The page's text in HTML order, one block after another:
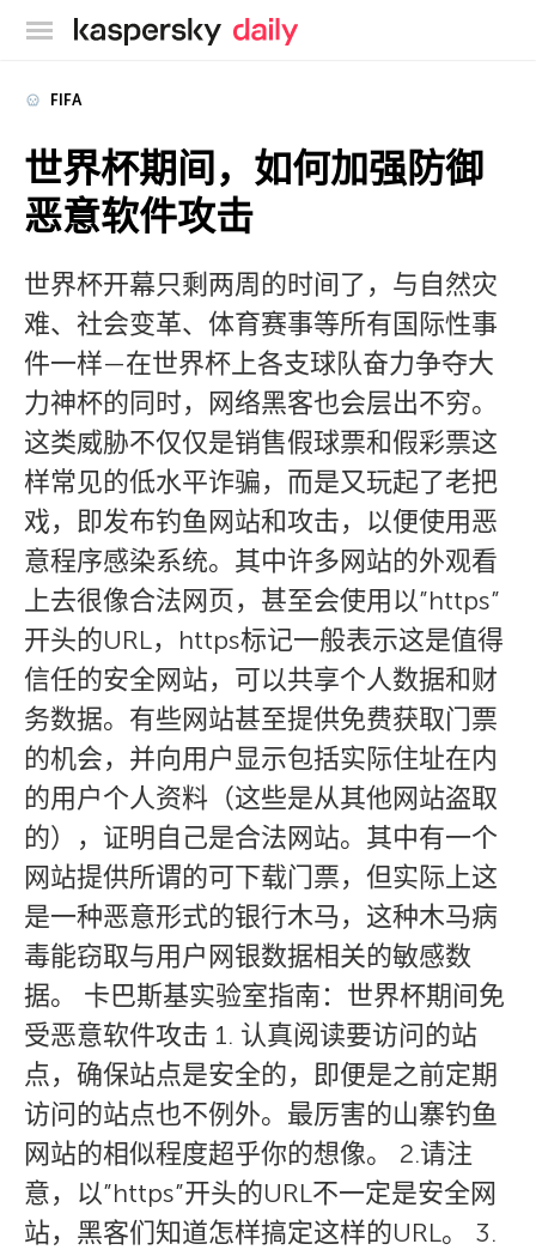
卡巴斯基官方博客
FIFA
世界杯期间，如何加强防御
恶意软件攻击
世界杯开幕只剩两周的时间了，与自然灾
难、社会变革、体育赛事等所有国际性事
件一样—在世界杯上各支球队奋力争夺大
力神杯的同时，网络黑客也会层出不穷。
这类威胁不仅仅是销售假球票和假彩票这
样常见的低水平诈骗，而是又玩起了老把
戏，即发布钓鱼网站和攻击，以便使用恶
意程序感染系统。其中许多网站的外观看
上去很像合法网页，甚至会使用以”https”
开头的URL，https标记一般表示这是值得
信任的安全网站，可以共享个人数据和财
务数据。有些网站甚至提供免费获取门票
的机会，并向用户显示包括实际住址在内
的用户个人资料（这些是从其他网站盗取
的），证明自己是合法网站。其中有一个
网站提供所谓的可下载门票，但实际上这
是一种恶意形式的银行木马，这种木马病
毒能窃取与用户网银数据相关的敏感数
据。 卡巴斯基实验室指南：世界杯期间免
受恶意软件攻击 1. 认真阅读要访问的站
点，确保站点是安全的，即便是之前定期
访问的站点也不例外。最厉害的山寨钓鱼
网站的相似程度超乎你的想像。 2.请注
意，以”https”开头的URL不一定是安全网
站，黑客们知道怎样搞定这样的URL。 3.